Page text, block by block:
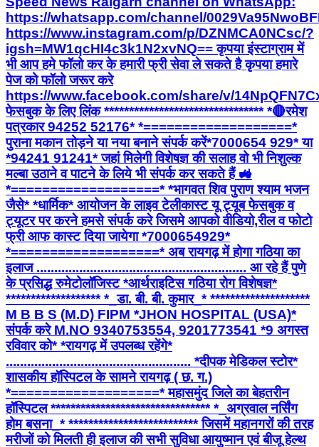
https://whatsapp.com/channel/
https://www.instagram.com/p/DZNMCA0NCsc/?
igsh=MW1qcHI4c3k1N2xvNQ== कृपया इंस्टाग्राम में
भी आप हमे फॉलो कर के हमारी फ्री सेवा ले सकते है कृपया हमारे
पेज को फॉलो जरूर करे
https://www.facebook.com/share/v/
फेसबुक के लिए लिंक ******************************** *🔴रमेश
पत्रकार 94252 52176* *===================*
पुराना मकान तोड़ने या नया बनाने संपर्क करें*7000654 929* या
*94241 91241* जहां मिलेगी विशेषज्ञ की सलाह वो भी निशुल्क
मल्बा उठाने व पाटने के लिये भी संपर्क कर सकते हैं 🚜
*===================* *भागवत शिव पुराण श्याम भजन
जैसे* *धार्मिक* आयोजन के लाइव टेलीकास्ट यू ट्यूब फेसबुक व
ट्यूटर पर करने हमसे संपर्क करे जिसमे आपको वीडियो,रील व फोटो
फ्री आफ कास्ट दिया जायेगा *7000654929*
*===================* अब रायगढ़ में होगा गठिया का
इलाज ........................................................... आ रहे हैं पुणे
के प्रसिद्ध रुमेटोलॉजिस्ट *आर्थराइटिस गठिया रोग विशेषज्ञ*
******************* *_डा. बी. बी. कुमार_* ********************
M B B S (M.D) FIPM *JHON HOSPITAL (USA)*
संपर्क करे M.NO 9340753554, 9201773541 *9 अगस्त
रविवार को* *रायगढ़ में उपलब्ध रहेंगे*
.................................................... *दीपक मेडिकल स्टोर*
शासकीय हॉस्पिटल के सामने रायगढ़ ( छ. ग.)
*===================* महासमुंद जिले का बेहतरीन
हॉस्पिटल ******************************** *_अग्रवाल नर्सिंग
होम बसना_* ************************** जिसमें महानगरों की तरह
मरीजों को मिलती ही इलाज की सभी सुविधा आयुष्मान एवं बीजू हेल्थ